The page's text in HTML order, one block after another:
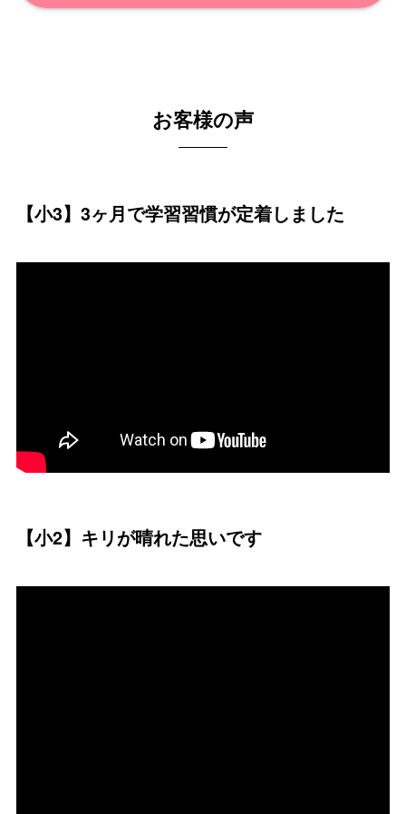
お客様の声
【小3】3ヶ月で学習習慣が定着しました
【小2】キリが晴れた思いです